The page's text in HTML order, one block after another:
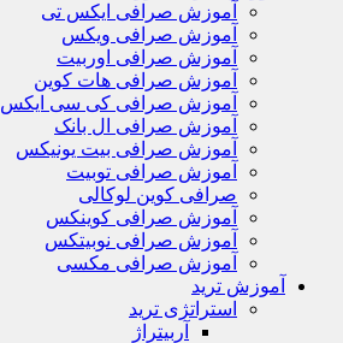
آموزش صرافی ایکس تی
آموزش صرافی ویکس
آموزش صرافی اوربیت
آموزش صرافی هات کوین
آموزش صرافی کی سی ایکس
آموزش صرافی ال بانک
آموزش صرافی بیت یونیکس
آموزش صرافی توبیت
صرافی کوین لوکالی
آموزش صرافی کوینکس
آموزش صرافی نوبیتکس
آموزش صرافی مکسی
آموزش ترید
استراتژی‌ ترید
آربیتراژ